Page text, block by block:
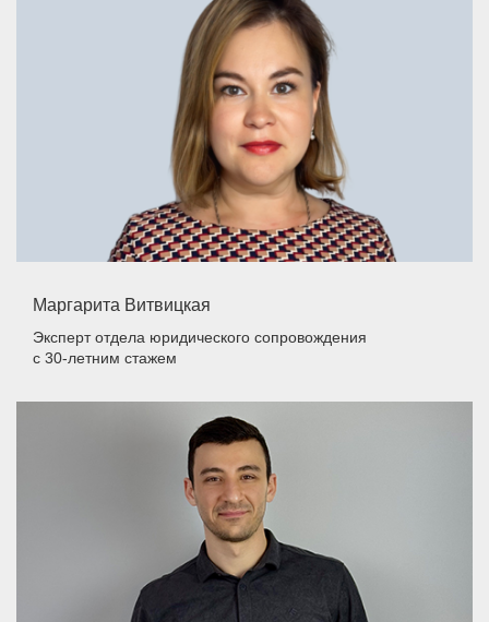
Маргарита Витвицкая
Эксперт отдела юридического сопровождения
с 30-летним стажем